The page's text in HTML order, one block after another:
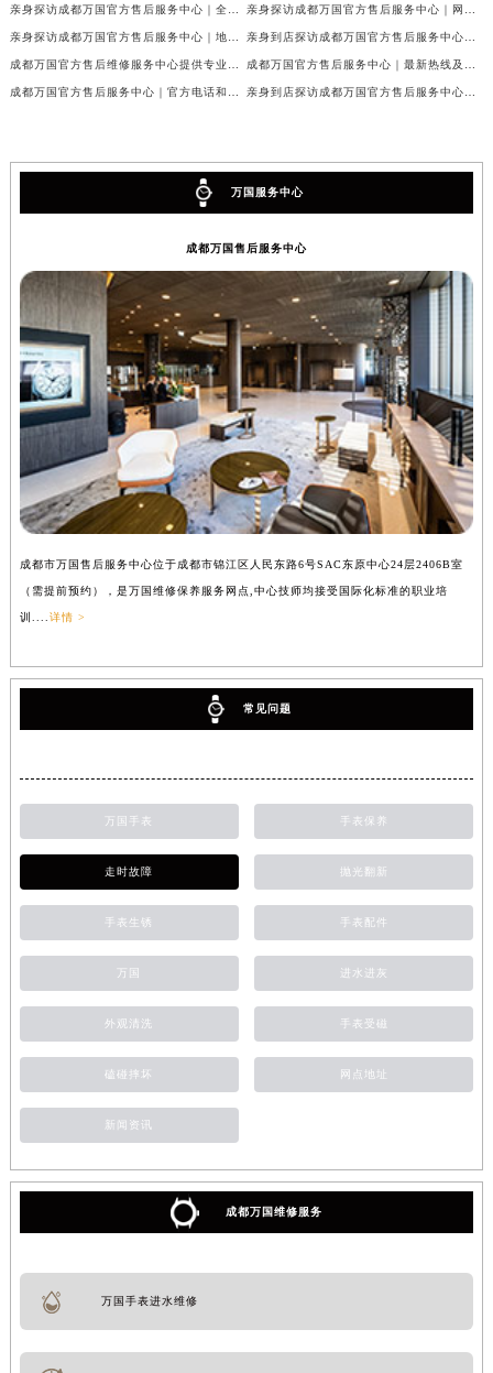
亲身探访成都万国官方售后服务中心｜全新地址与官方电话（2026年7月最新） 亲身探访成都万国官方售后服务中心｜网点地址与客服电话（2026年7月最新）
亲身探访成都万国官方售后服务中心｜地址及官方联系电话（2026年7月最新） 亲身到店探访成都万国官方售后服务中心｜官方地址与维修热线（2026年7月最新）
成都万国官方售后维修服务中心提供专业手表保养服务权威公示（2026年7月最新） 成都万国官方售后服务中心｜最新热线及维修地址权威信息公示（2026年7月最新）
成都万国官方售后服务中心｜官方电话和完整维修地址权威信息公示（2026年7月最新） 亲身到店探访成都万国官方售后服务中心｜维修地址与官方客服热线（2026年7月最新）
万国服务中心
成都万国售后服务中心
成都市万国售后服务中心位于成都市锦江区人民东路6号SAC东原中心24层2406B室
（需提前预约），是万国维修保养服务网点,中心技师均接受国际化标准的职业培
训....详情 >
常见问题
万国手表 手表保养
走时故障 抛光翻新
手表生锈 手表配件
万国 进水进灰
外观清洗 手表受磁
磕碰摔坏 网点地址
新闻资讯
成都万国维修服务
万国手表进水维修